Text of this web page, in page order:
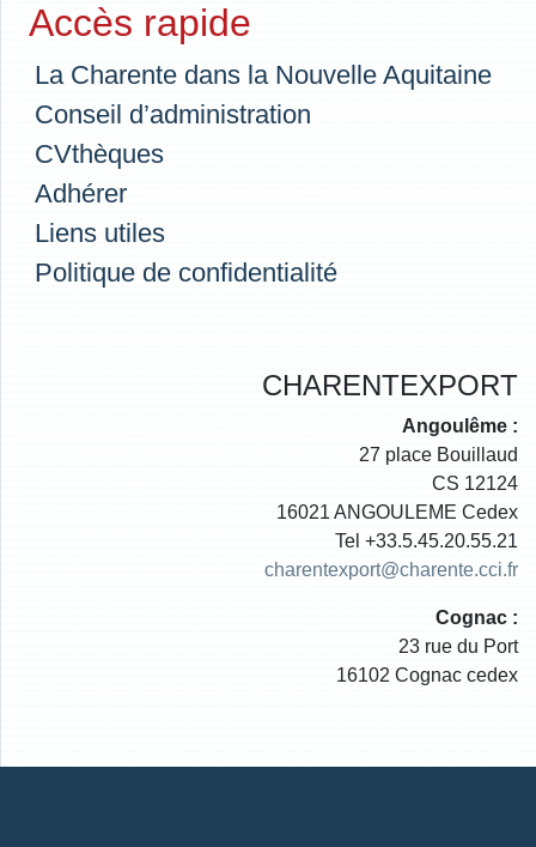
Accès rapide
La Charente dans la Nouvelle Aquitaine
Conseil d’administration
CVthèques
Adhérer
Liens utiles
Politique de confidentialité
CHARENTEXPORT
Angoulême :
27 place Bouillaud
CS 12124
16021 ANGOULEME Cedex
Tel +33.5.45.20.55.21
charentexport@charente.cci.fr
Cognac :
23 rue du Port
16102 Cognac cedex